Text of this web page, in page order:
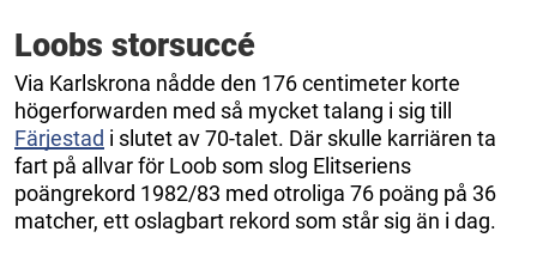
Loobs storsuccé
Via Karlskrona nådde den 176 centimeter korte
högerforwarden med så mycket talang i sig till
Färjestad i slutet av 70-talet. Där skulle karriären ta
fart på allvar för Loob som slog Elitseriens
poängrekord 1982/83 med otroliga 76 poäng på 36
matcher, ett oslagbart rekord som står sig än i dag.